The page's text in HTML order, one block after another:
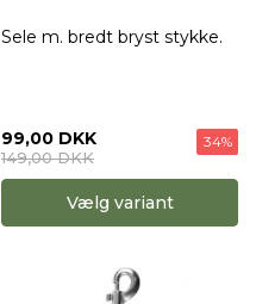
Sele m. bredt bryst stykke.
99,00 DKK
149,00 DKK
34%
Vælg variant